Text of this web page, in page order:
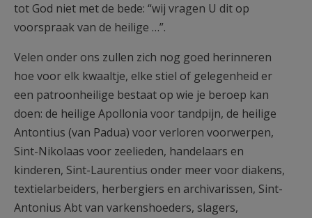
tot God niet met de bede: “wij vragen U dit op
voorspraak van de heilige …”.
Velen onder ons zullen zich nog goed herinneren
hoe voor elk kwaaltje, elke stiel of gelegenheid er
een patroonheilige bestaat op wie je beroep kan
doen: de heilige Apollonia voor tandpijn, de heilige
Antontius (van Padua) voor verloren voorwerpen,
Sint-Nikolaas voor zeelieden, handelaars en
kinderen, Sint-Laurentius onder meer voor diakens,
textielarbeiders, herbergiers en archivarissen, Sint-
Antonius Abt van varkenshoeders, slagers,